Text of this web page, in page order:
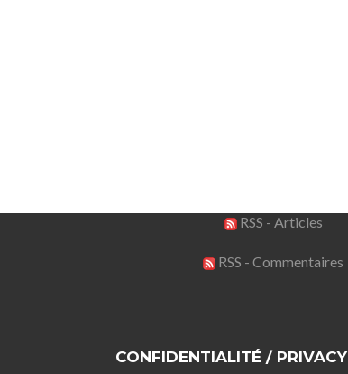
RSS - Articles
RSS - Commentaires
CONFIDENTIALITÉ / PRIVACY